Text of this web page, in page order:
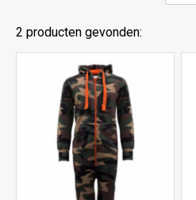
2 producten gevonden: